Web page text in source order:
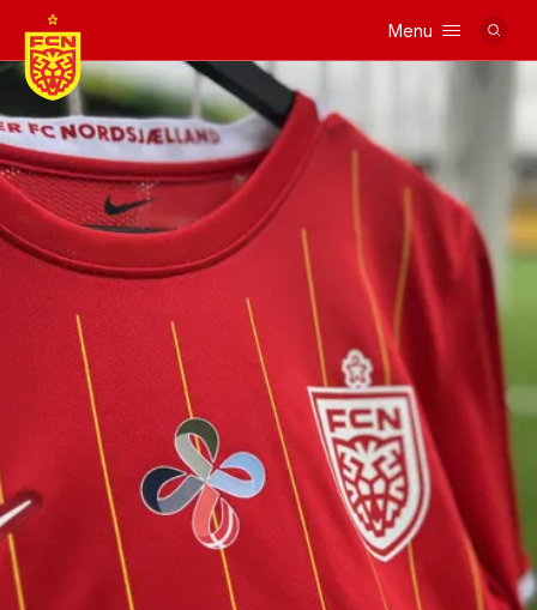
Logo
Menu